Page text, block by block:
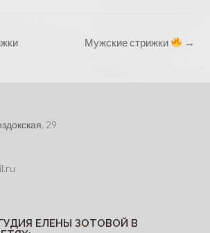
Мужские стрижки →
29
ЕЛЕНЫ ЗОТОВОЙ В